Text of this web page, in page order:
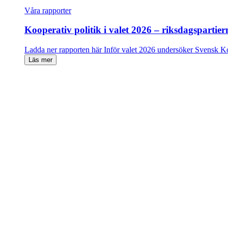
Våra rapporter
Kooperativ politik i valet 2026 –
Ladda ner rapporten här Inför valet 2026 undersöker Svensk
Läs mer